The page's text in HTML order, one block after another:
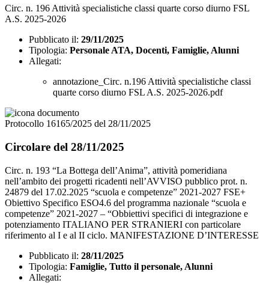
Circ. n. 196 Attività specialistiche classi quarte corso diurno FSL
A.S. 2025-2026
Pubblicato il: 29/11/2025
Tipologia: Personale ATA, Docenti, Famiglie, Alunni
Allegati:
annotazione_Circ. n.196 Attività specialistiche classi
quarte corso diurno FSL A.S. 2025-2026.pdf
Protocollo 16165/2025 del 28/11/2025
Circolare del 28/11/2025
Circ. n. 193 “La Bottega dell’Anima”, attività pomeridiana
nell’ambito dei progetti ricadenti nell’AVVISO pubblico prot. n.
24879 del 17.02.2025 “scuola e competenze” 2021-2027 FSE+
Obiettivo Specifico ESO4.6 del programma nazionale “scuola e
competenze” 2021-2027 – “Obbiettivi specifici di integrazione e
potenziamento ITALIANO PER STRANIERI con particolare
riferimento al I e al II ciclo. MANIFESTAZIONE D’INTERESSE
Pubblicato il: 28/11/2025
Tipologia: Famiglie, Tutto il personale, Alunni
Allegati: